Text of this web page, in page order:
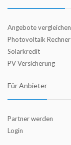
Angebote vergleichen
Photovoltaik Rechner
Solarkredit
PV Versicherung
Für Anbieter
Partner werden
Login